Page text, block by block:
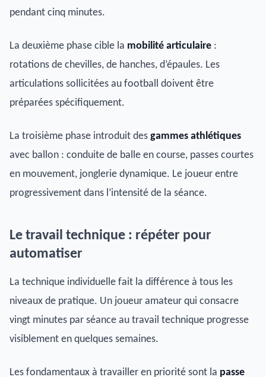
pendant cinq minutes.
La deuxième phase cible la mobilité articulaire :
rotations de chevilles, de hanches, d’épaules. Les
articulations sollicitées au football doivent être
préparées spécifiquement.
La troisième phase introduit des gammes athlétiques
avec ballon : conduite de balle en course, passes courtes
en mouvement, jonglerie dynamique. Le joueur entre
progressivement dans l’intensité de la séance.
Le travail technique : répéter pour
automatiser
La technique individuelle fait la différence à tous les
niveaux de pratique. Un joueur amateur qui consacre
vingt minutes par séance au travail technique progresse
visiblement en quelques semaines.
Les fondamentaux à travailler en priorité sont la passe